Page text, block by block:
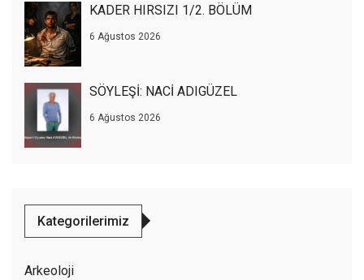
KADER HIRSIZI 1/2. BÖLÜM
6 Ağustos 2026
SÖYLEŞİ: NACİ ADIGÜZEL
6 Ağustos 2026
Kategorilerimiz
Arkeoloji